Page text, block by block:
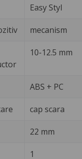
Easy Styl
mecanism
10-12.5 mm
ABS + PC
cap scara
22 mm
1